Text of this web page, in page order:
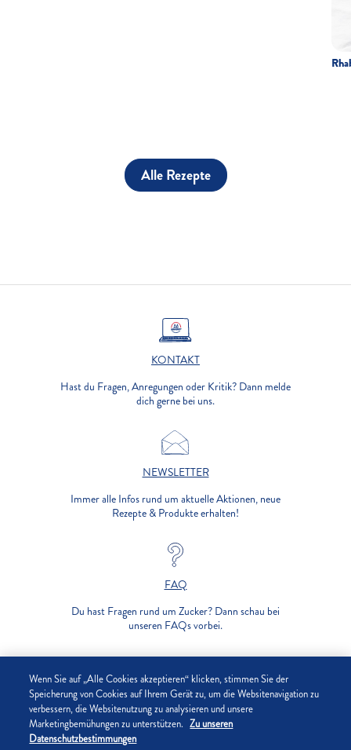
Alle Rezepte
KONTAKT
Hast du Fragen, Anregungen oder Kritik? Dann melde
dich gerne bei uns.
NEWSLETTER
Immer alle Infos rund um aktuelle Aktionen, neue
Rezepte & Produkte erhalten!
FAQ
Du hast Fragen rund um Zucker? Dann schau bei
unseren FAQs vorbei.
UNTERNEHMEN
DATENSCHUTZ
Wenn Sie auf „Alle Cookies akzeptieren“ klicken, stimmen Sie der
Speicherung von Cookies auf Ihrem Gerät zu, um die Websitenavigation zu
verbessern, die Websitenutzung zu analysieren und unsere
Marketingbemühungen zu unterstützen. Zu unseren
Datenschutzbestimmungen